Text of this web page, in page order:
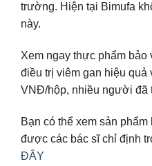
trường. Hiện tại Bimufa
này.
Xem ngay thực phẩm bảo
điều trị viêm gan hiệu
VNĐ/hộp, nhiều người đã
Bạn có thể xem sản
được các bác sĩ chỉ định
ĐÂY